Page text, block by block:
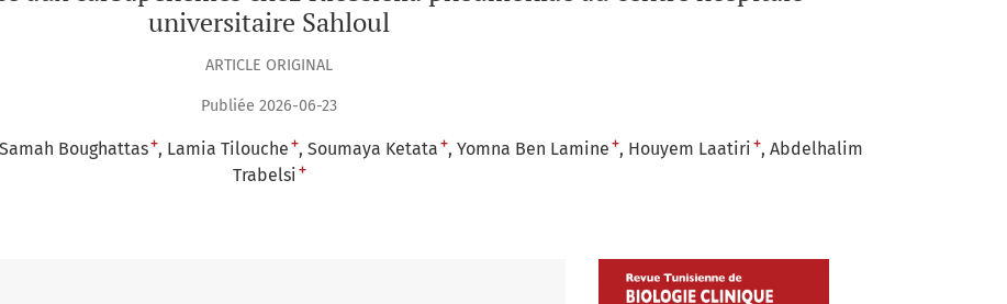
universitaire Sahloul
ARTICLE ORIGINAL
Publiée 2026-06-23
Samah Boughattas+ Lamia Tilouche + Soumaya Ketata + Yomna Ben Lamine + Houyem Laatiri +
Abdelhalim
Trabelsi +